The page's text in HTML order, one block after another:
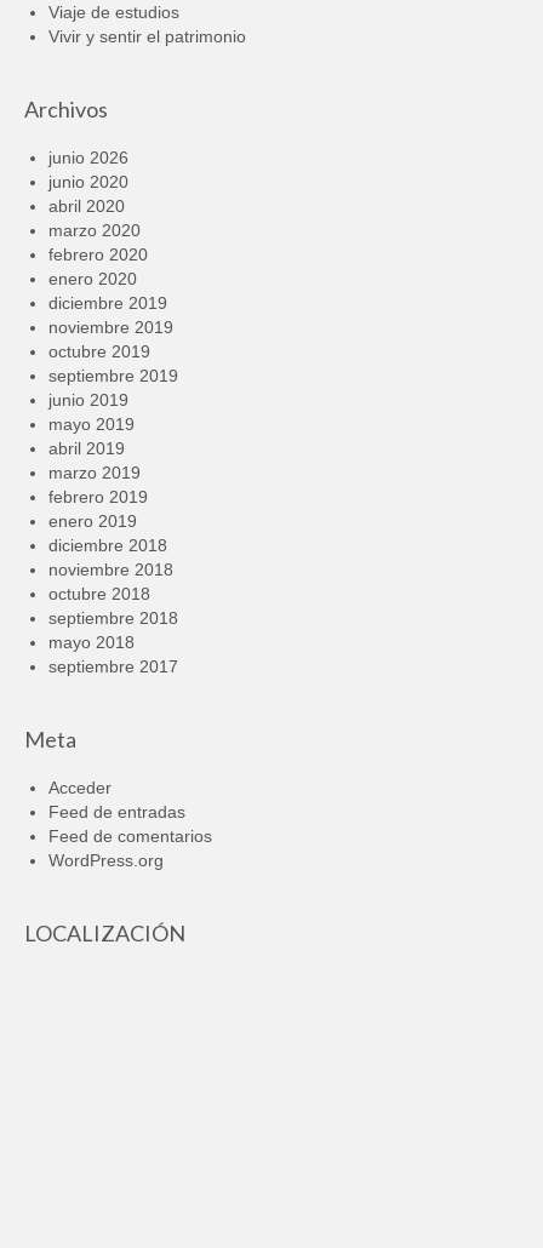
Viaje de estudios
Vivir y sentir el patrimonio
Archivos
junio 2026
junio 2020
abril 2020
marzo 2020
febrero 2020
enero 2020
diciembre 2019
noviembre 2019
octubre 2019
septiembre 2019
junio 2019
mayo 2019
abril 2019
marzo 2019
febrero 2019
enero 2019
diciembre 2018
noviembre 2018
octubre 2018
septiembre 2018
mayo 2018
septiembre 2017
Meta
Acceder
Feed de entradas
Feed de comentarios
WordPress.org
LOCALIZACIÓN